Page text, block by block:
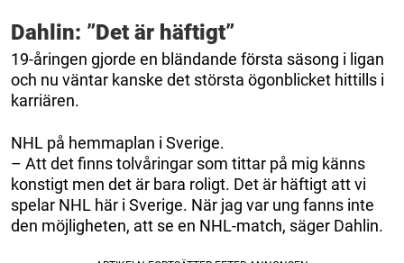
Dahlin: ”Det är häftigt”
19-åringen gjorde en bländande första säsong i ligan
och nu väntar kanske det största ögonblicket hittills i
karriären.
NHL på hemmaplan i Sverige.
– Att det finns tolvåringar som tittar på mig känns
konstigt men det är bara roligt. Det är häftigt att vi
spelar NHL här i Sverige. När jag var ung fanns inte
den möjligheten, att se en NHL-match, säger Dahlin.